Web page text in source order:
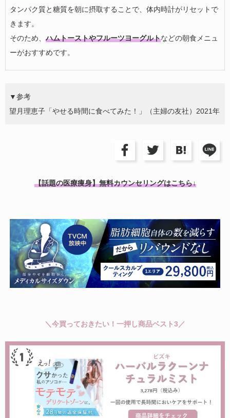
タンパク質と糖質を朝に摂取することで、体内時計がリセットで
きます。
そのため、ハムトーストやフルーツヨーグルトなどの朝食メニュ
ーがおすすめです。
▼参考
望月理恵子「やせる時間に食べてみた！」（主婦の友社）2021年
【話題の医療痩身】無料カウンセリングはこちら↓
＼今買っておきたい！一押し商品ベスト3／